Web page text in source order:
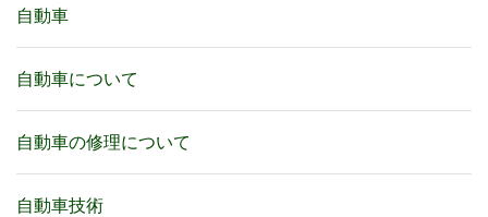
自動車
自動車について
自動車の修理について
自動車技術